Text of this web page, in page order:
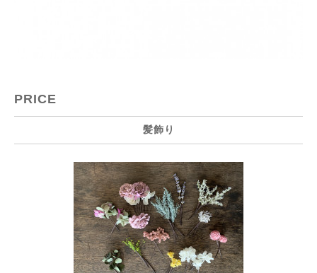
PRICE
髪飾り